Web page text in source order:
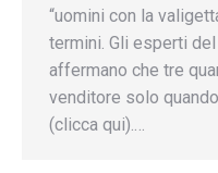
“uomini con la
termini. Gli esperti
affermano che tre
venditore solo
(clicca qui).…